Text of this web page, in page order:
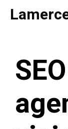
Saltar